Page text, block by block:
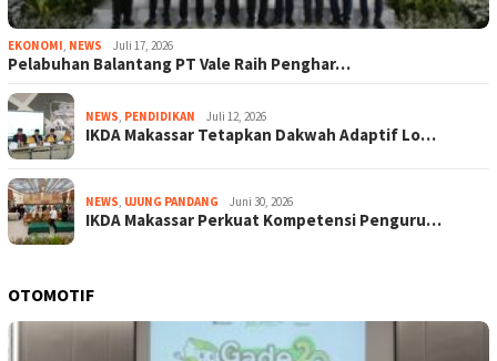
EKONOMI, NEWS Juli 17, 2026
Pelabuhan Balantang PT Vale Raih Penghar…
NEWS, PENDIDIKAN Juli 12, 2026
IKDA Makassar Tetapkan Dakwah Adaptif Lo…
NEWS, UJUNG PANDANG Juni 30, 2026
IKDA Makassar Perkuat Kompetensi Penguru…
OTOMOTIF